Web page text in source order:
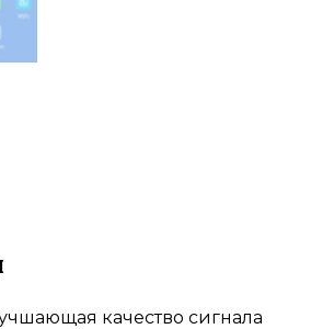
качество сигнала